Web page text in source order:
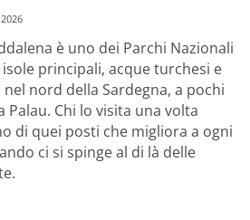
è uno dei Parchi Nazionali
isole principali, acque turchesi e
nord della Sardegna, a pochi
Chi lo visita una volta
di quei posti che migliora a ogni
ci si spinge al di là delle